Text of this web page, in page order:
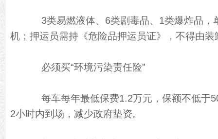
3类易燃液体、6类剧毒品、1类爆炸品，
机；押运员需持《危险品押运员证》，不得由装
必须买“环境污染责任险”
每车每年最低保费1.2万元，保额不低于
2小时内到场，减少政府垫资。